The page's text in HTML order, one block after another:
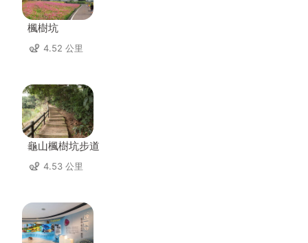
楓樹坑
4.52 公里
龜山楓樹坑步道
4.53 公里